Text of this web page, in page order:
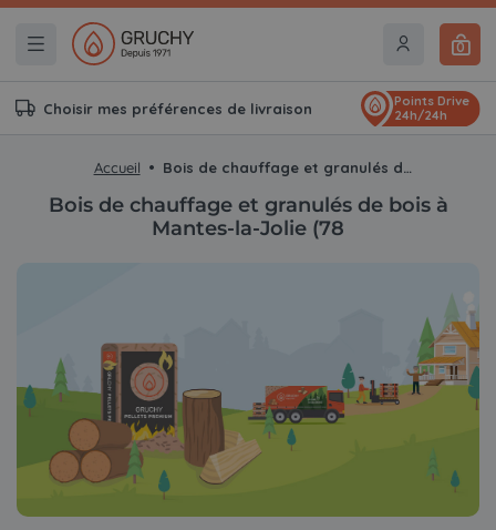
0
Choisir mes préférences de livraison
Points Drive
24h/24h
Accueil Bois de chauffage et granulés de bois à Mantes-la-Jolie (78
Bois de chauffage et granulés de bois à
Mantes-la-Jolie (78